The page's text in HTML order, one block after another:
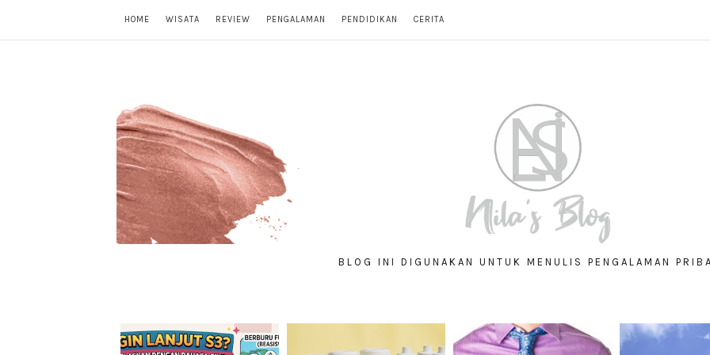
HOME WISATA REVIEW PENGALAMAN PENDIDIKAN CERITA
BLOG INI DIGUNAKAN UNTUK MENULIS PENGALAMAN